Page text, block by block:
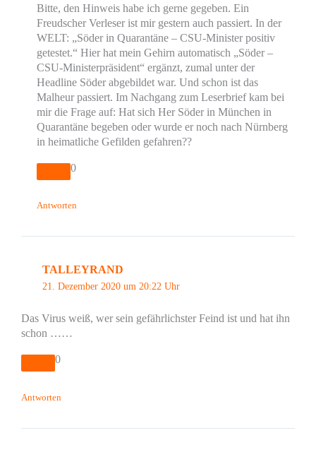
Bitte, den Hinweis habe ich gerne gegeben. Ein
Freudscher Verleser ist mir gestern auch passiert. In der
WELT: „Söder in Quarantäne – CSU-Minister positiv
getestet.“ Hier hat mein Gehirn automatisch „Söder –
CSU-Ministerpräsident“ ergänzt, zumal unter der
Headline Söder abgebildet war. Und schon ist das
Malheur passiert. Im Nachgang zum Leserbrief kam bei
mir die Frage auf: Hat sich Her Söder in München in
Quarantäne begeben oder wurde er noch nach Nürnberg
in heimatliche Gefilden gefahren??
0
Antworten
TALLEYRAND
21. Dezember 2020 um 20:22 Uhr
Das Virus weiß, wer sein gefährlichster Feind ist und hat ihn
schon ……
0
Antworten